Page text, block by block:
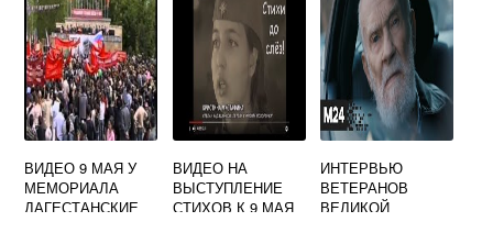
ВИДЕО 9 МАЯ У
МЕМОРИАЛА
ДАГЕСТАНСКИЕ
ВИДЕО НА
ВЫСТУПЛЕНИЕ
СТИХОВ К 9 МАЯ
ИНТЕРВЬЮ
ВЕТЕРАНОВ
ВЕЛИКОЙ